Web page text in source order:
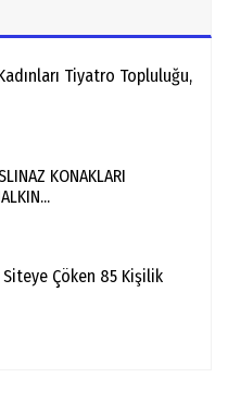
Tiyatro Topluluğu,
KONAKLARI
Çöken 85 Kişilik